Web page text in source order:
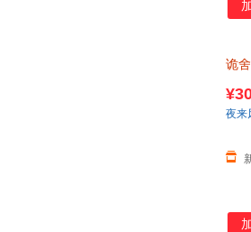
诡
夜来